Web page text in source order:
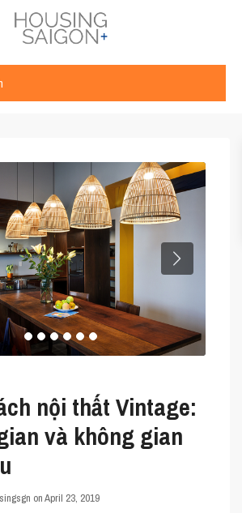
nội thất Vintage:
và không gian
on April 23, 2019